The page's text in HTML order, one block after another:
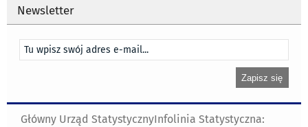
Newsletter
Główny Urząd StatystycznyInfolinia Statystyczna: